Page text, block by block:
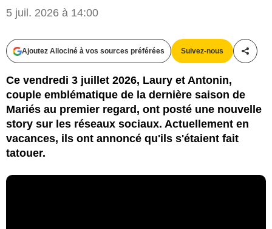
5 juil. 2026 à 14:00
Ajoutez Allociné à vos sources préférées Suivez-nous
Ce vendredi 3 juillet 2026, Laury et Antonin,
couple emblématique de la dernière saison de
Mariés au premier regard, ont posté une nouvelle
story sur les réseaux sociaux. Actuellement en
vacances, ils ont annoncé qu'ils s'étaient fait
tatouer.